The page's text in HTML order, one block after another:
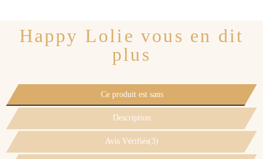
Happy Lolie vous en dit
plus
Ce produit est sans
Description
Avis Vérifiés(3)